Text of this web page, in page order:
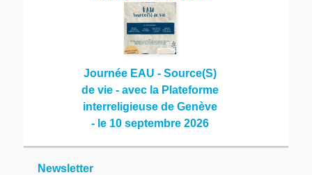
Journée EAU - Source(S)
de vie - avec la Plateforme
interreligieuse de Genève
- le 10 septembre 2026
Newsletter